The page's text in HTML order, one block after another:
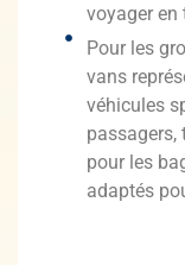
voyager en
Pour les
vans
véhicules
pour les
adaptés